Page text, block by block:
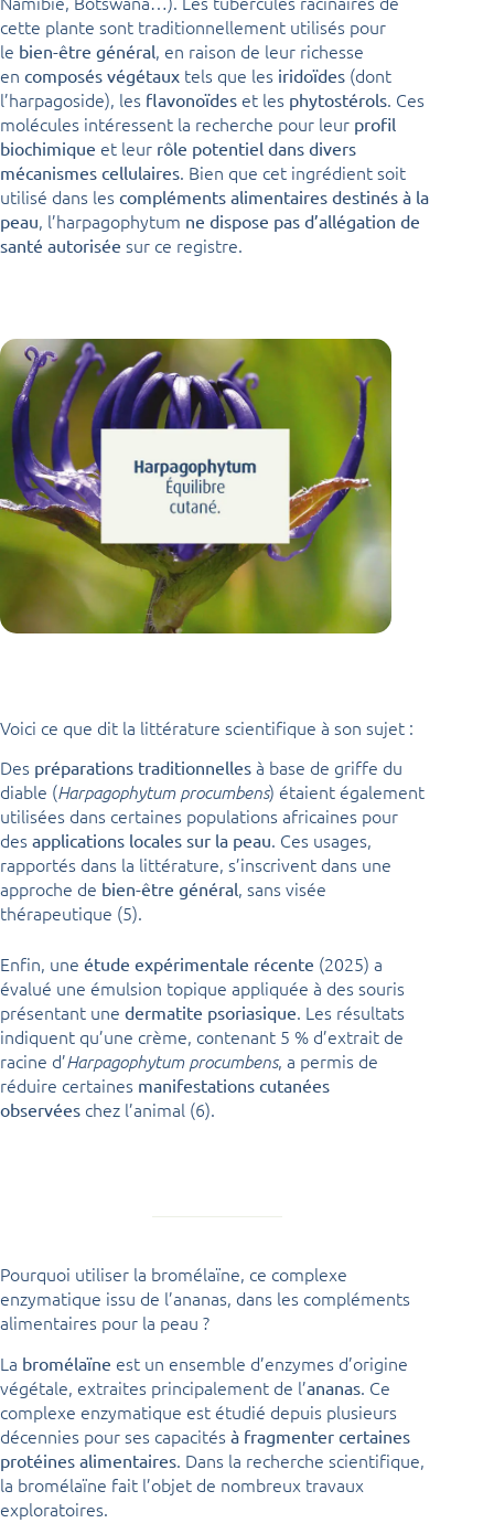
cette plante sont traditionnellement utilisés pour
le bien-être général, en raison de leur richesse
en composés végétaux tels que les iridoïdes (dont
l’harpagoside), les flavonoïdes et les phytostérols. Ces
molécules intéressent la recherche pour leur profil
biochimique et leur rôle potentiel dans divers
mécanismes cellulaires. Bien que cet ingrédient soit
utilisé dans les compléments alimentaires destinés à la
peau, l’harpagophytum ne dispose pas d’allégation de
santé autorisée sur ce registre.
Voici ce que dit la littérature scientifique à son sujet :
Des préparations traditionnelles à base de griffe du
diable (Harpagophytum procumbens) étaient également
utilisées dans certaines populations africaines pour
des applications locales sur la peau. Ces usages,
rapportés dans la littérature, s’inscrivent dans une
approche de bien-être général, sans visée
thérapeutique (5).
Enfin, une étude expérimentale récente (2025) a
évalué une émulsion topique appliquée à des souris
présentant une dermatite psoriasique. Les résultats
indiquent qu’une crème, contenant 5 % d’extrait de
racine d’Harpagophytum procumbens, a permis de
réduire certaines manifestations cutanées
observées chez l’animal (6).
Pourquoi utiliser la bromélaïne, ce complexe
enzymatique issu de l’ananas, dans les compléments
alimentaires pour la peau ?
La bromélaïne est un ensemble d’enzymes d’origine
végétale, extraites principalement de l’ananas. Ce
complexe enzymatique est étudié depuis plusieurs
décennies pour ses capacités à fragmenter certaines
protéines alimentaires. Dans la recherche scientifique,
la bromélaïne fait l’objet de nombreux travaux
exploratoires.